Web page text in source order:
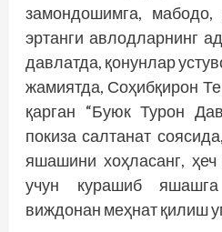
замондошимга,
эртанги авлодларнинг
давлатда, қонунлар
жамиятда, Соҳибқирон
қарган “Буюк Турон
покиза салтанат
яшашини хоҳласанг, ҳеч
учун курашиб
виждонан меҳнат қилиш